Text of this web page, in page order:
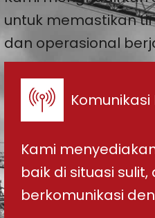
untuk memastikan
dan operasional
Komunikasi
Kami
baik di situasi
berkomunikasi